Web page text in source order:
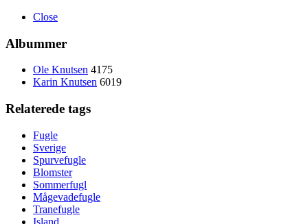
Close
Albummer
Ole Knutsen 4175
Karin Knutsen 6019
Relaterede tags
Fugle
Sverige
Spurvefugle
Blomster
Sommerfugl
Mågevadefugle
Tranefugle
Island